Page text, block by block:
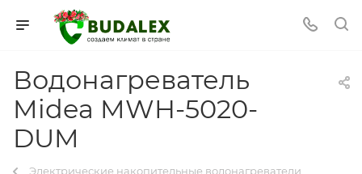
Водонагреватель
Midea MWH-5020-
DUM
Электрические накопительные водонагреватели